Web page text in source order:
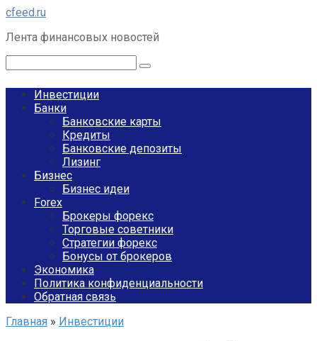
Перейти
контенту
cfeed.ru
Лента финансовых новостей
Инвестиции
Банки
Банковские карты
Кредиты
Банковские депозиты
Лизинг
Бизнес
Бизнес идеи
Forex
Брокеры форекс
Торговые советники
Стратегии форекс
Бонусы от брокеров
Экономика
Политика конфиденциальности
Обратная связь
Главная » Инвестиции